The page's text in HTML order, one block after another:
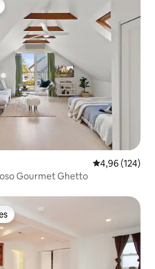
4,96 de uma
4,96 (124)
Gourmet Ghetto
dos hóspedes